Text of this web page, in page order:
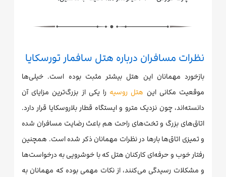
نظرات مسافران درباره هتل سافمار تورسکایا
بازخورد مهمانان این هتل بیشتر مثبت بوده است. خیلی‌ها
موقعیت مکانی این هتل روسیه را یکی از بزرگ‌ترین مزایای آن
دانسته‌اند، چون نزدیک مترو و ایستگاه قطار بلاروسکایا قرار دارد.
اتاق‌های بزرگ و تخت‌های راحت هم باعث رضایت مسافران شده
و تمیزی اتاق‌ها بارها در نظرات مهمانان ذکر شده است. همچنین
رفتار خوب و حرفه‌ای کارکنان هتل که با خوشرویی به درخواست‌ها
و مشکلات رسیدگی می‌کنند، از نکات مهمی بوده که مهمانان به